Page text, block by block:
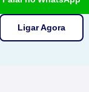
Ligar Agora